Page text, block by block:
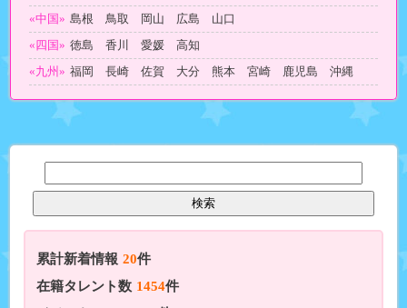
«中国» 島根 鳥取 岡山 広島 山口
«四国» 徳島 香川 愛媛 高知
«九州» 福岡 長崎 佐賀 大分 熊本 宮崎 鹿児島 沖縄
累計新着情報 20件
在籍タレント数 1454件